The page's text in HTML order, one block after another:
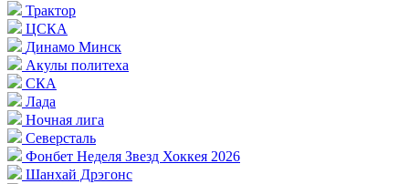
Трактор
ЦСКА
Динамо Минск
Акулы политеха
СКА
Лада
Ночная лига
Северсталь
Фонбет Неделя Звезд Хоккея 2026
Шанхай Дрэгонс